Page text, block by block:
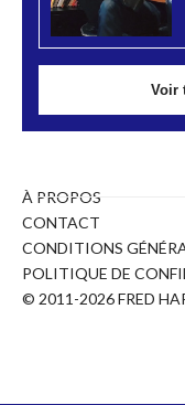
Voir
À PROPOS
CONTACT
CONDITIONS
POLITIQUE DE
© 2011-2026 FRED